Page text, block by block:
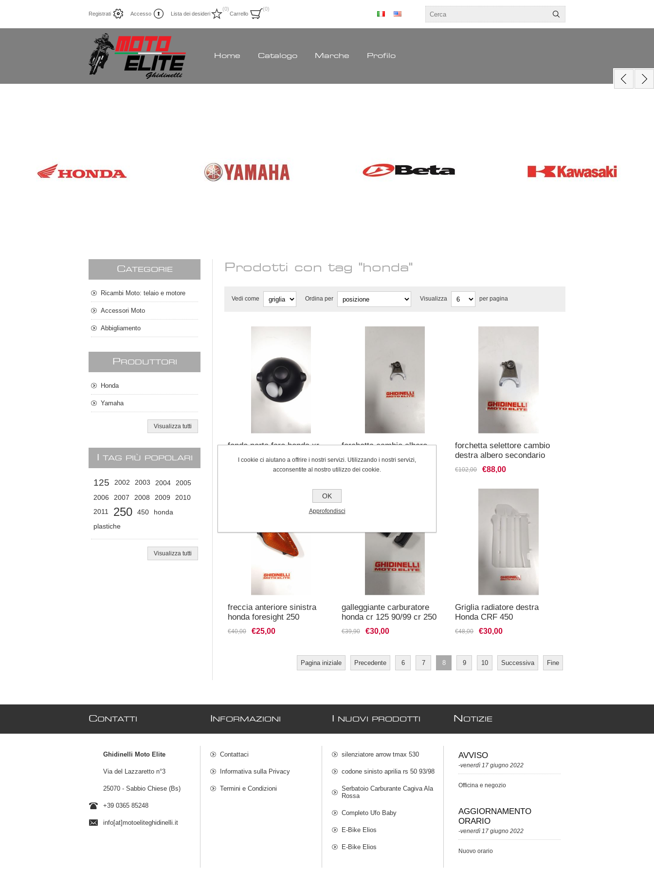
Registrati Accesso Lista dei desideri
(0)
Carrello
(0)
Home Catalogo Marche Profilo
Prodotti con tag "honda"
Vedi come Ordina per Visualizza per pagina
fondo porta faro honda xr
forchetta cambio albero
cr250 1990/01 crf450
2002/08
€104,00 €87,00
forchetta selettore cambio
destra albero secondario
honda cr250 1990/07 crf 450
2002/08
€102,00 €88,00
freccia anteriore sinistra
honda foresight 250
1997/2005
€40,00 €25,00
galleggiante carburatore
honda cr 125 90/99 cr 250
97/01 cr 500 2001
€39,90 €30,00
Griglia radiatore destra
Honda CRF 450
€48,00 €30,00
Pagina iniziale Precedente 6 7 8 9 10 Successiva Fine
CATEGORIE
Ricambi Moto: telaio e motore
Accessori Moto
Abbigliamento
P RODUTTORI
Honda
Yamaha
Visualizza tutti
TAG PIÙ POPOLARI
125 2002 2003 2004
2005
2006
2007 2008 2009 2010
2011 250 450 honda
plastiche
Visualizza tutti
CONTATTI
Ghidinelli Moto Elite
Via del Lazzaretto n°3
25070 - Sabbio Chiese (Bs)
+39 0365 85248
info[at]motoeliteghidinelli.it
NFORMAZIONI
Contattaci
Informativa sulla Privacy
Termini e Condizioni
NUOVI PRODOTTI
silenziatore arrow tmax 530
codone sinisto aprilia rs 50 93/98
Serbatoio Carburante Cagiva Ala
Rossa
Completo Ufo Baby
E-Bike Elios
E-Bike Elios
N OTIZIE
AVVISO
-venerdì 17 giugno 2022
Officina e negozio
AGGIORNAMENTO
ORARIO
-venerdì 17 giugno 2022
Nuovo orario
I cookie ci aiutano a offrire i nostri servizi. Utilizzando i nostri servizi,
acconsentite al nostro utilizzo dei cookie.
OK
Approfondisci